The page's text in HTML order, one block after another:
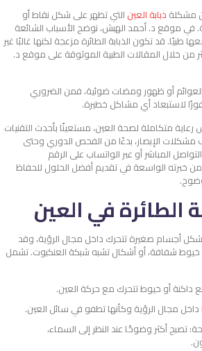
مشكلة ذبابة العين التي تظهر على شكل نقاط أو
في موقع د. أحمد الهبش، نوضح الأسباب الشائعة
طبيًا. قد تكون الذبابة الطائرة مزعجة لكنها غالبًا غير
من خلال المقالات الطبية الموثوقة على موقع د.
أو ظهور ومضات ضوئية، فمن الضروري
لاستبعاد أي مشاكل خطيرة.
متكاملة لصحة العين، مستعينًا بأحدث التقنيات
الإبصار، بدءًا من الفحص الدوري وحتى
المباشر أو عبر الواتساب على الرقم
للاستفادة من خبرته الواسعة في تقديم أفضل الحلول للحفاظ
الطائرة في العين
شكل أجسام صغيرة تتحرك داخل مجال الرؤية، وقد
شفافة، أو أشكال تشبه شبكة العنكبوت. تشمل
داكنة أو خيوط تتحرك مع حركة العين.
داخل مجال الرؤية وكأنها تطفو في سائل العين.
تصبح أكثر وضوحًا عند النظر إلى السماء،